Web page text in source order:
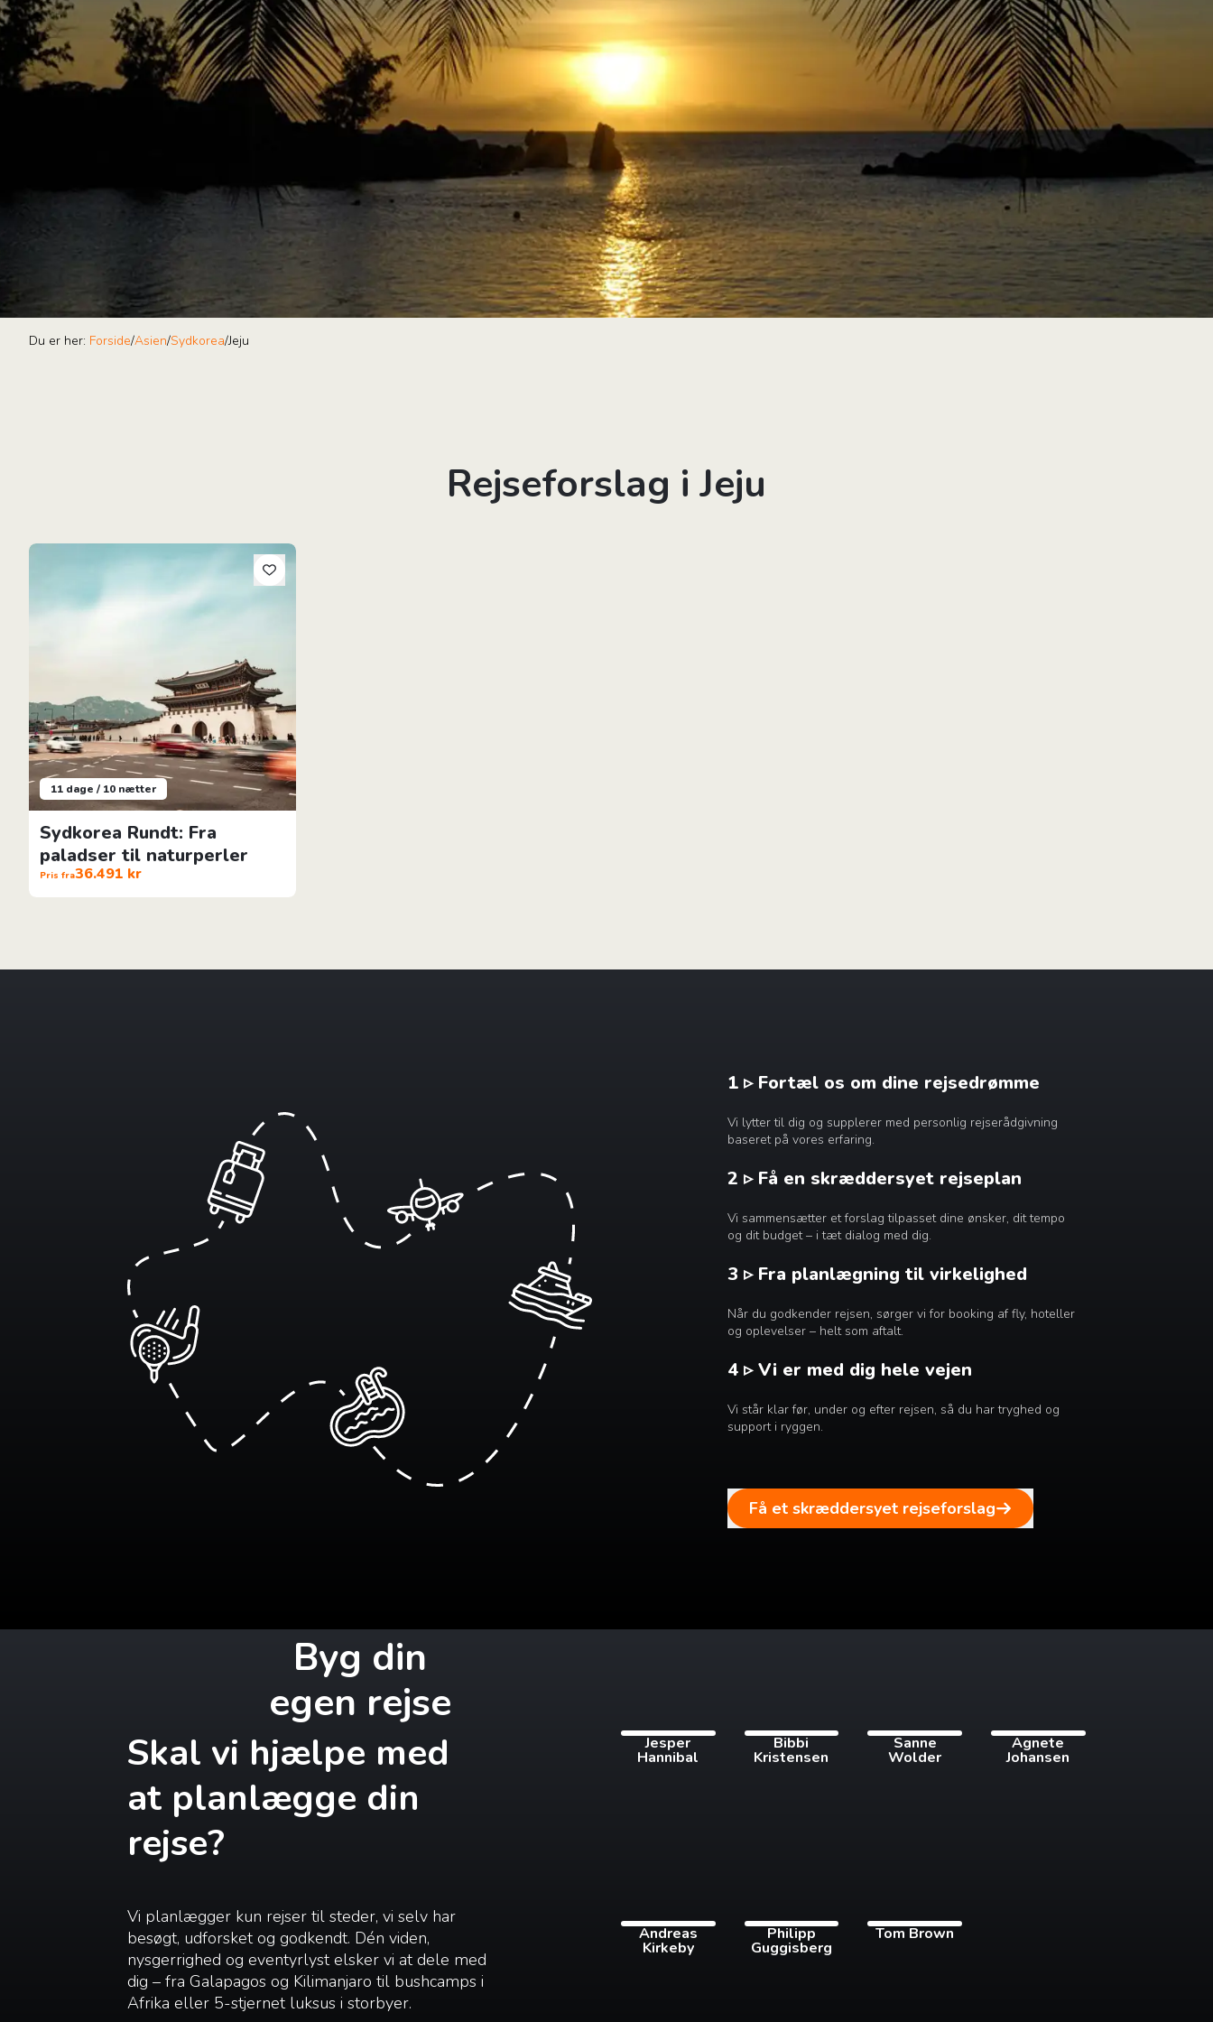
Du er her: Forside/Asien/Sydkorea/Jeju
Rejseforslag i Jeju
11 dage / 10 nætter
Sydkorea Rundt: Fra
paladser til naturperler
Pris fra36.491 kr
Sydkorea Rundt: Fra paladser til naturperler
Byg din
egen rejse
1 ▹ Fortæl os om dine rejsedrømme
Vi lytter til dig og supplerer med personlig rejserådgivning
baseret på vores erfaring.
2 ▹ Få en skræddersyet rejseplan
Vi sammensætter et forslag tilpasset dine ønsker, dit tempo
og dit budget – i tæt dialog med dig.
3 ▹ Fra planlægning til virkelighed
Når du godkender rejsen, sørger vi for booking af fly, hoteller
og oplevelser – helt som aftalt.
4 ▹ Vi er med dig hele vejen
Vi står klar før, under og efter rejsen, så du har tryghed og
support i ryggen.
Få et skræddersyet rejseforslag
Skal vi hjælpe med
at planlægge din
rejse?
Vi planlægger kun rejser til steder, vi selv har
besøgt, udforsket og godkendt. Dén viden,
nysgerrighed og eventyrlyst elsker vi at dele med
dig – fra Galapagos og Kilimanjaro til bushcamps i
Afrika eller 5-stjernet luksus i storbyer.
Jesper
Hannibal
Bibbi
Kristensen
Sanne
Wolder
Agnete
Johansen
Andreas
Kirkeby
Philipp
Guggisberg
Tom Brown